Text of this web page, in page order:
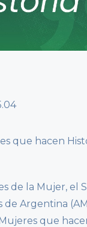
que hacen
de la Mujer,
Argentina
que